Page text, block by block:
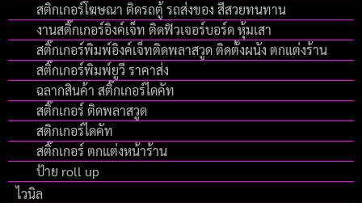
สติกเกอร์โฆษณา ติดรถตู้ รถส่งของ สีสวยทนทาน
งานสติ๊กเกอร์อิงค์เจ็ท ติดฟิวเจอร์บอร์ด หุ้มเสา
สติ๊กเกอร์พิมพ์อิงค์เจ็ทติดพลาสวูด ติดตั้งผนัง ตกแต่งร้าน
สติ๊กเกอร์พิมพ์ยูวี ราคาส่ง
ฉลากสินค้า สติ๊กเกอร์ไดคัท
สติ๊กเกอร์ ติดพลาสวูด
สติกเกอร์ไดคัท
สติ๊กเกอร์ ตกแต่งหน้าร้าน
ป้าย roll up
ไวนิล